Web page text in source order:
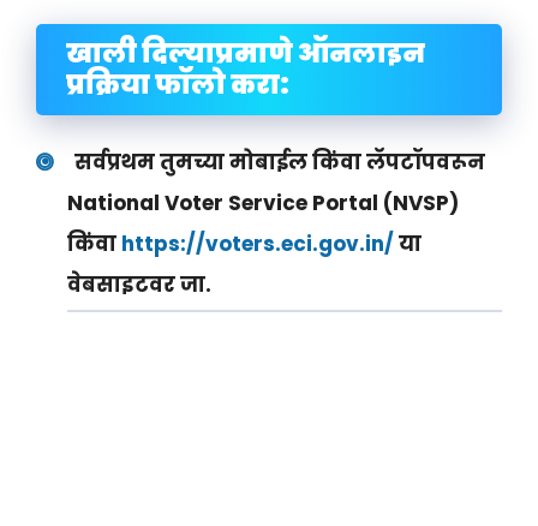
खाली दिल्याप्रमाणे ऑनलाइन
प्रक्रिया फॉलो करा:
सर्वप्रथम तुमच्या मोबाईल किंवा लॅपटॉपवरून
National Voter Service Portal (NVSP)
किंवा https://voters.eci.gov.in/ या
वेबसाइटवर जा.